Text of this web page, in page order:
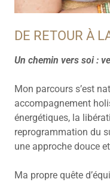
DE RETOUR À
Un chemin vers soi :
Mon parcours s’est
accompagnement
énergétiques, la
reprogrammation du
une approche douce
Ma propre quête